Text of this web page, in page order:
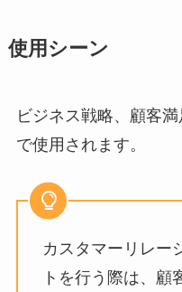
使用シーン
ビジネス戦略、顧客
で使用されます。
カスタマーリレー
トを行う際は、顧